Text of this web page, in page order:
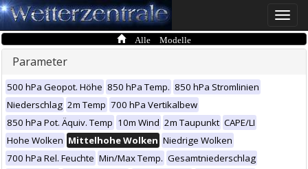
Toggle
Alle Modelle
Parameter
500 hPa Geopot. Höhe 850 hPa Temp. 850 hPa Stromlinien
Niederschlag 2m Temp 700 hPa Vertikalbew
850 hPa Pot. Äquiv. Temp 10m Wind 2m Taupunkt CAPE/LI
Hohe Wolken Mittelhohe Wolken Niedrige Wolken
700 hPa Rel. Feuchte Min/Max Temp. Gesamtniederschlag